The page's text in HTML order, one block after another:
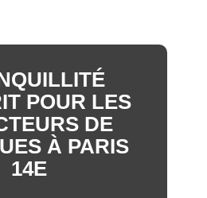
POUR LES
DE
À PARIS
14E